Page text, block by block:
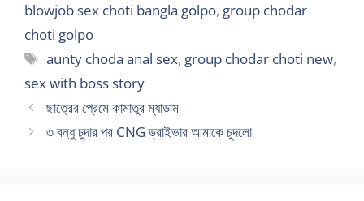
blowjob sex choti bangla golpo, group chodar
choti golpo
Tags
aunty choda anal sex, group chodar choti new,
sex with boss story
ছাত্রের প্রেমে কামাতুর ম্যাডাম
৩ বন্ধু চুদার পর CNG ড্রাইভার আমাকে চুদলো